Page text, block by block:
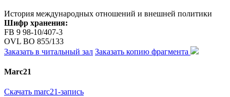
История международных отношений и внешней политики
Шифр хранения:
FB 9 98-10/407-3
OVL ВО 855/133
Заказать в читальный зал Заказать копию фрагмента
Marc21
Скачать marc21-запись